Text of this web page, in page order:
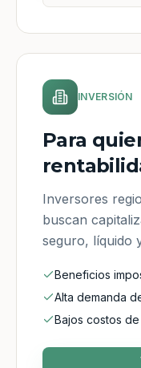
INVERSIÓN
Para
Inversores
buscan
seguro, líquido
Beneficios
Alta demanda
Bajos costos